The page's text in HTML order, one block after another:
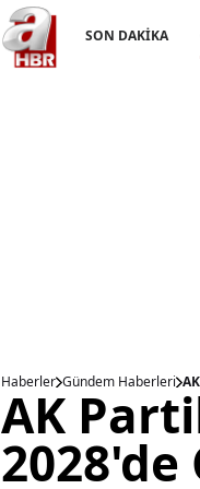
SON DAKİKA
Haberler Gündem Haberleri
AK
2028'de